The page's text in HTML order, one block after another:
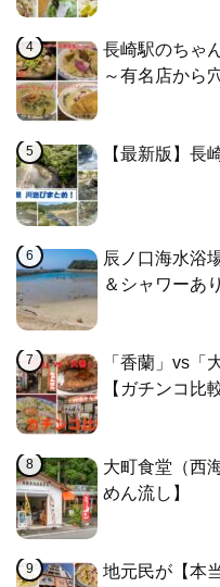
長崎駅のちゃ
～有名店から
【最新版】長
辰ノ口海水浴
＆シャワーあ
「香蘭」vs「
【ガチンコ比
大町食堂（西
めん流し】
地元民が【本